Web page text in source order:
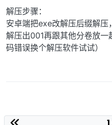
解压步骤：
安卓端把exe改解压后缀解压
解压出001再跟其他分卷放
码错误换个解压软件试试）